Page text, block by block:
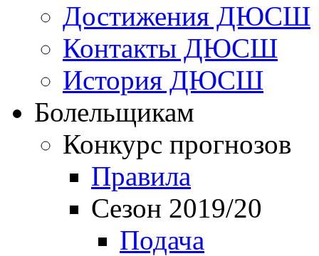
Достижения ДЮСШ
Контакты ДЮСШ
История ДЮСШ
Болельщикам
Конкурс прогнозов
Правила
Сезон 2019/20
Подача